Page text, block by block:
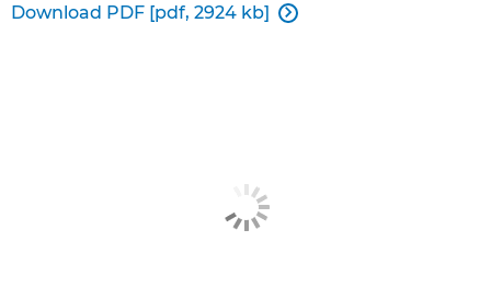
Download PDF [pdf, 2924 kb] 